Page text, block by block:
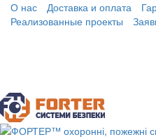
О нас Доставка и оплата
Реализованные проекты